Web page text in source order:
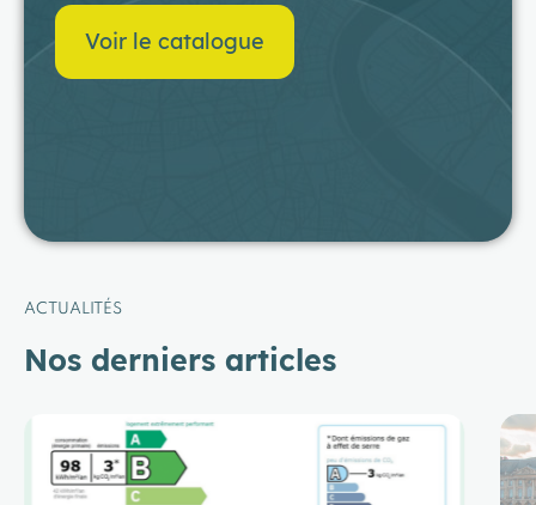
Voir le catalogue
ACTUALITÉS
Nos derniers articles